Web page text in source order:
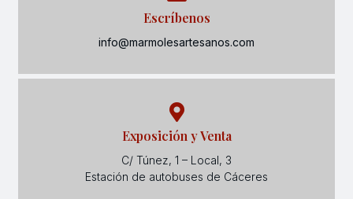
Escríbenos
info@marmolesartesanos.com
Exposición y Venta
C/ Túnez, 1 – Local, 3
Estación de autobuses de Cáceres